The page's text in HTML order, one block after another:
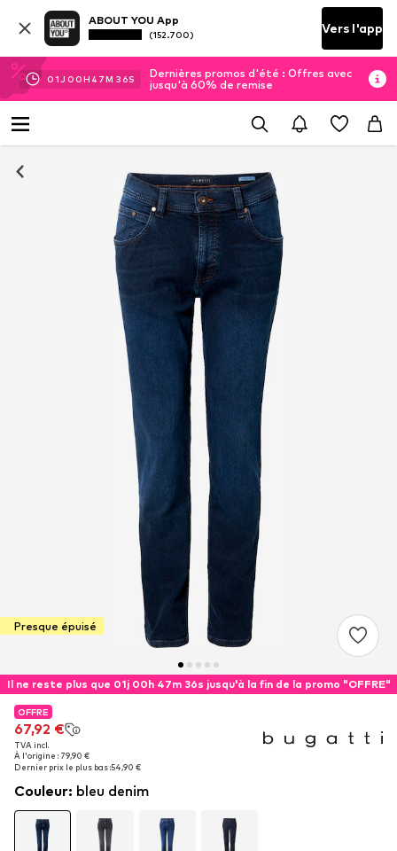
ABOUT YOU App
(152.700) Vers l'app
01J 00H 47M 35S
Dernières promos d'été : Offres avec
jusqu'à 60% de remise
Presque épuisé
Il ne reste plus que 01j 00h 47m 35s jusqu'à la fin de la promo "OFFRE"
OFFRE
67,92 €
TVA incl.
À l'origine : 79,90 €
Dernier prix le plus bas :54,90 €
OFFRE
67,92 €
TVA incl.
À l'origine : 79,90 €
Dernier prix le plus bas :54,90 €
Couleur: bleu denim